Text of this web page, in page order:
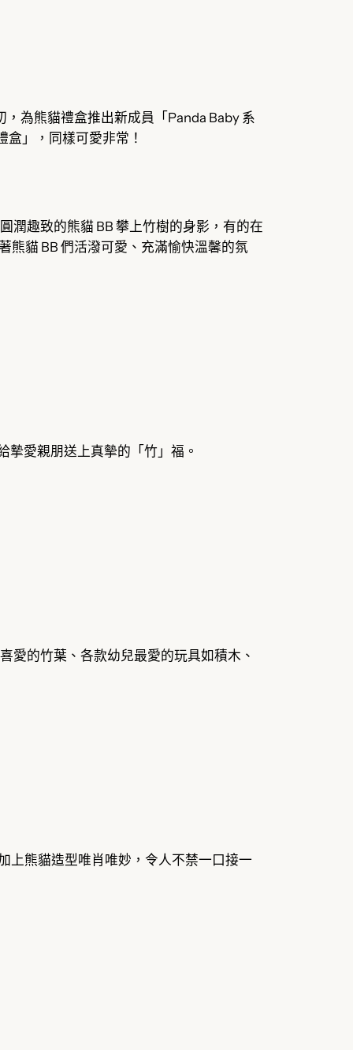
為熊貓禮盒推出新成員「Panda Baby 系
盒」，同樣可愛非常！
潤趣致的熊貓 BB 攀上竹樹的身影，有的在
熊貓 BB 們活潑可愛、充滿愉快溫馨的氛
摯愛親朋送上真摰的「竹」福。
愛的竹葉、各款幼兒最愛的玩具如積木、
上熊貓造型唯肖唯妙，令人不禁一口接一